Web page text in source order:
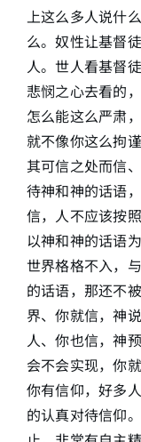
上这么多人说什
么。奴性让基督
人。世人看基督
悲悯之心去看的
怎么能这么严肃
就不像你这么拘
其可信之处而信
待神和神的话语
信，人不应该按
以神和神的话语
世界格格不入，
的话语，那还不
界、你就信，神
人、你也信，神
会不会实现，你
你有信仰，好多
的认真对待信仰